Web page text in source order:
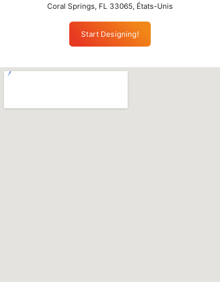
Coral Springs, FL 33065, États-Unis
Start Designing!